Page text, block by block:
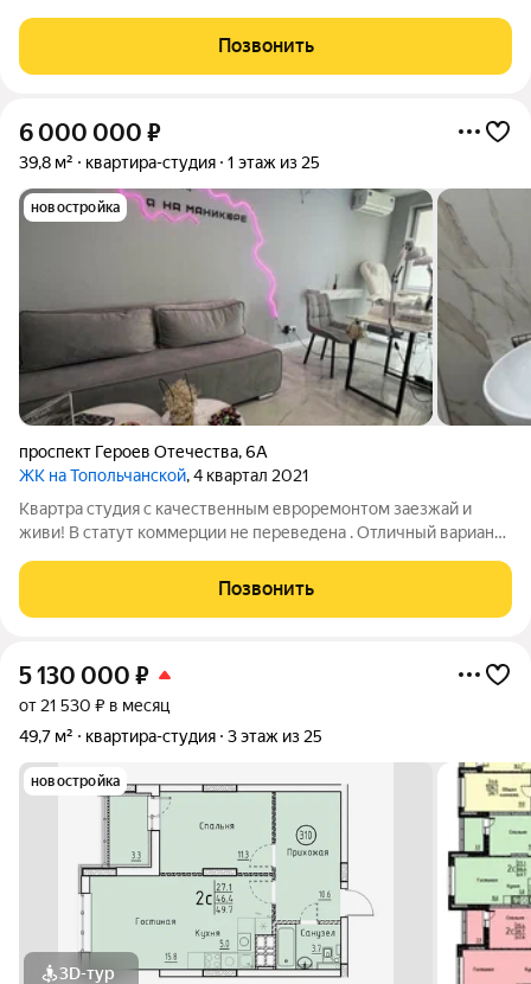
новым украшением Энгельса. Квартал представляет собой
разноуровневую застройку:
Позвонить
6 000 000 ₽
39,8 м² квартира-студия 1 этаж из 25
новостройка
проспект Героев Отечества,6А
ЖК на Топольчанской, 4 квартал 2021
Квартра студия с качественным евроремонтом заезжай и
живи! В статут коммерции не переведена . Отличный вариант
квартиру, в которую приятно возвращаться Представляем
отличный вариант ,
Позвонить
5 130 000 ₽
от 21 530 ₽ в месяц
49,7 м²
квартира-студия 3 этаж из 25
новостройка
3D-тур